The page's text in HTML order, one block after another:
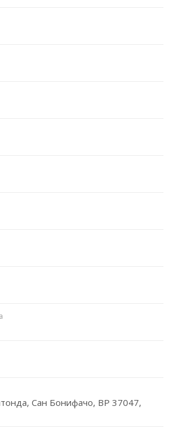
Сан Бонифачо, ВР 37047,